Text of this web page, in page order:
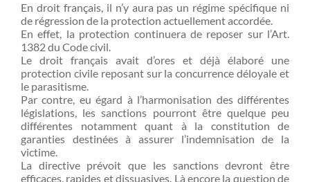
En droit français, il n’y aura pas un régime spécifique ni
de régression de la protection actuellement accordée.
En effet, la protection continuera de reposer sur l’Art.
1382 du Code civil.
Le droit français avait d’ores et déjà élaboré une
protection civile reposant sur la concurrence déloyale et
le parasitisme.
Par contre, eu égard à l’harmonisation des différentes
législations, les sanctions pourront être quelque peu
différentes notamment quant à la constitution de
garanties destinées à assurer l’indemnisation de la
victime.
La directive prévoit que les sanctions devront être
efficaces, rapides et dissuasives. Là encore la question de